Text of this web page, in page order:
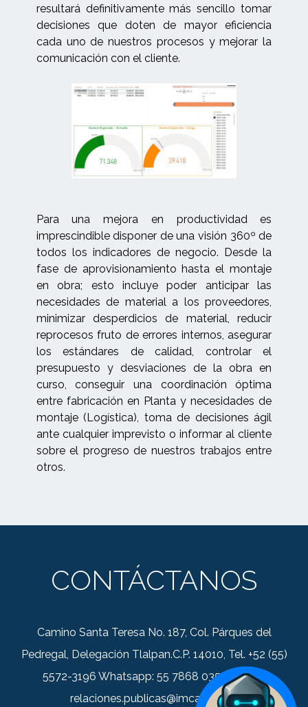
resultará definitivamente más sencillo tomar
decisiones que doten de mayor eficiencia
cada uno de nuestros procesos y mejorar la
comunicación con el cliente.
Para una mejora en productividad es
imprescindible disponer de una visión 360º de
todos los indicadores de negocio. Desde la
fase de aprovisionamiento hasta el montaje
en obra; esto incluye poder anticipar las
necesidades de material a los proveedores,
minimizar desperdicios de material, reducir
reprocesos fruto de errores internos, asegurar
los estándares de calidad, controlar el
presupuesto y desviaciones de la obra en
curso, conseguir una coordinación óptima
entre fabricación en Planta y necesidades de
montaje (Logística), toma de decisiones ágil
ante cualquier imprevisto o informar al cliente
sobre el progreso de nuestros trabajos entre
otros.
CONTÁCTANOS
Camino Santa Teresa No. 187, Col. Párques del
Pedregal, Delegación Tlalpan.C.P. 14010, Tel. +52 (55)
5572-3196 Whatsapp: 55 7868 0352 Correo:
relaciones.publicas@imca.org.mx